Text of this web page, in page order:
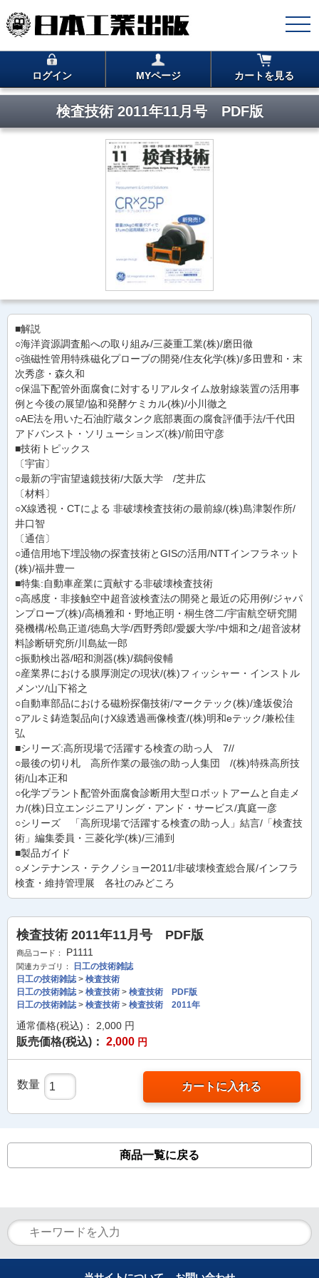
ログイン MYページ カートを見る
検査技術 2011年11月号 PDF版
■解説
○海洋資源調査船への取り組み/三菱重工業(株)/磨田徹
○強磁性管用特殊磁化プローブの開発/住友化学(株)/多田豊和・末
次秀彦・森久和
○保温下配管外面腐食に対するリアルタイム放射線装置の活用事
例と今後の展望/協和発酵ケミカル(株)/小川徹之
○AE法を用いた石油貯蔵タンク底部裏面の腐食評価手法/千代田
アドバンスト・ソリューションズ(株)/前田守彦
■技術トピックス
〔宇宙〕
○最新の宇宙望遠鏡技術/大阪大学 /芝井広
〔材料〕
○X線透視・CTによる 非破壊検査技術の最前線/(株)島津製作所/
井口智
〔通信〕
○通信用地下埋設物の探査技術とGISの活用/NTTインフラネット
(株)/福井豊一
■特集:自動車産業に貢献する非破壊検査技術
○高感度・非接触空中超音波検査法の開発と最近の応用例/ジャパ
ンプローブ(株)/高橋雅和・野地正明・桐生啓二/宇宙航空研究開
発機構/松島正道/徳島大学/西野秀郎/愛媛大学/中畑和之/超音波材
料診断研究所/川島紘一郎
○振動検出器/昭和測器(株)/鵜飼俊輔
○産業界における膜厚測定の現状/(株)フィッシャー・インストル
メンツ/山下裕之
○自動車部品における磁粉探傷技術/マークテック(株)/逢坂俊治
○アルミ鋳造製品向けX線透過画像検査/(株)明和eテック/兼松佳
弘
■シリーズ:高所現場で活躍する検査の助っ人 7//
○最後の切り札 高所作業の最強の助っ人集団 /(株)特殊高所技
術/山本正和
○化学プラント配管外面腐食診断用大型ロボットアームと自走メ
カ/(株)日立エンジニアリング・アンド・サービス/真庭一彦
○シリーズ 「高所現場で活躍する検査の助っ人」結言/「検査技
術」編集委員・三菱化学(株)/三浦到
■製品ガイド
○メンテナンス・テクノショー2011/非破壊検査総合展/インフラ
検査・維持管理展 各社のみどころ
検査技術 2011年11月号 PDF版
商品コード： P1111
関連カテゴリ：
日工の技術雑誌
日工の技術雑誌> 検査技術
日工の技術雑誌> 検査技術 > 検査技術 PDF版
日工の技術雑誌> 検査技術 > 検査技術 2011年
通常価格(税込)： 2,000 円
販売価格(税込)： 2,000 円
数量 カートに入れる
商品一覧に戻る